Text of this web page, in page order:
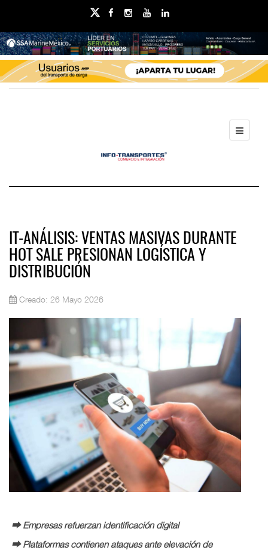
IT-ANÁLISIS: VENTAS MASIVAS DURANTE
HOT SALE PRESIONAN LOGÍSTICA Y
DISTRIBUCIÓN
Creado: 26 Mayo 2026
⮕ Empresas refuerzan identificación digital
⮕ Plataformas contienen ataques ante elevación de